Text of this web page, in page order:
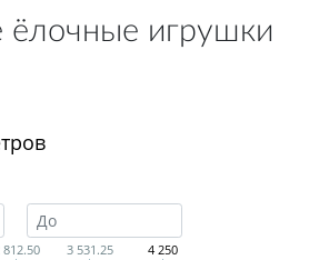
игрушки
812.50 3 531.25 4 250